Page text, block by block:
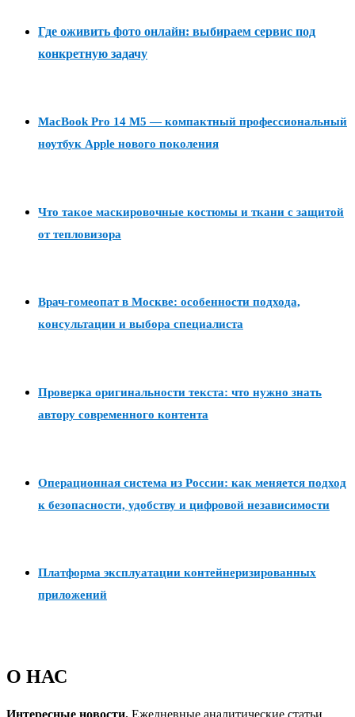
Где оживить фото онлайн: выбираем сервис под
конкретную задачу
MacBook Pro 14 M5 — компактный профессиональный
ноутбук Apple нового поколения
Что такое маскировочные костюмы и ткани с защитой
от тепловизора
Врач-гомеопат в Москве: особенности подхода,
консультации и выбора специалиста
Проверка оригинальности текста: что нужно знать
автору современного контента
Операционная система из России: как меняется подход
к безопасности, удобству и цифровой независимости
Платформа эксплуатации контейнеризированных
приложений
О НАС